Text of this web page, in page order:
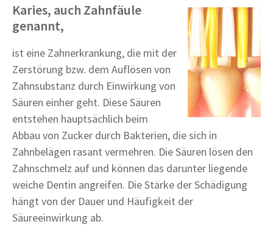
Karies, auch Zahnfäule
genannt,
ist eine Zahnerkrankung, die mit der
Zerstörung bzw. dem Auflösen von
Zahnsubstanz durch Einwirkung von
Säuren einher geht. Diese Säuren
entstehen hauptsächlich beim
Abbau von Zucker durch Bakterien, die sich in
Zahnbelägen rasant vermehren. Die Säuren lösen den
Zahnschmelz auf und können das darunter liegende
weiche Dentin angreifen. Die Stärke der Schädigung
hängt von der Dauer und Häufigkeit der
Säureeinwirkung ab.